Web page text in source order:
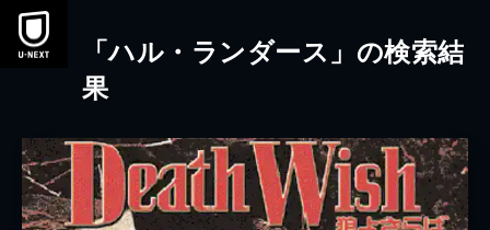
本文へスキップ
「ハル・ランダース」の検索結
果